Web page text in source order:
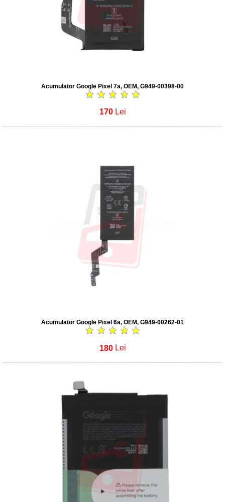
Acumulator Google Pixel 7a, OEM, G949-00398-00
170 Lei
Acumulator Google Pixel 6a, OEM, G949-00262-01
180 Lei